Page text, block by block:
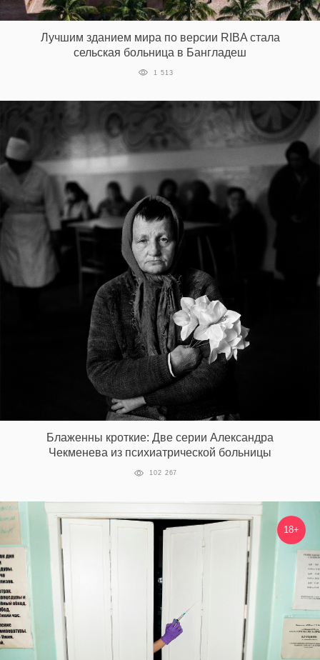
Лучшим зданием мира по версии RIBA стала
сельская больница в Бангладеш
1 513
Блаженны кроткие: Две серии Александра
Чекменева из психиатрической больницы
102 267
18+